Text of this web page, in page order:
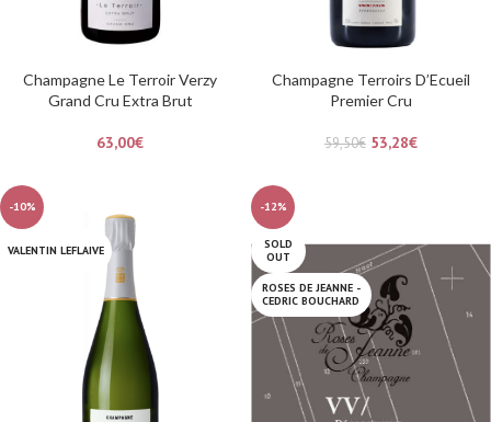
Champagne Le Terroir Verzy
Grand Cru Extra Brut
63,00€
Champagne Terroirs D’Ecueil
Premier Cru
59,50€ 53,28€
-10%
VALENTIN LEFLAIVE
-12%
SOLD
OUT
ROSES DE JEANNE -
CEDRIC BOUCHARD